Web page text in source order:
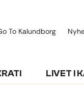
To Kalundborg
LIVET I